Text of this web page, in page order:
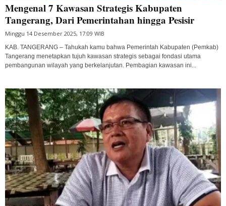
Mengenal 7 Kawasan Strategis Kabupaten
Tangerang, Dari Pemerintahan hingga Pesisir
Minggu 14 Desember 2025, 17:09 WIB
KAB. TANGERANG – Tahukah kamu bahwa Pemerintah Kabupaten (Pemkab)
Tangerang menetapkan tujuh kawasan strategis sebagai fondasi utama
pembangunan wilayah yang berkelanjutan. Pembagian kawasan ini...